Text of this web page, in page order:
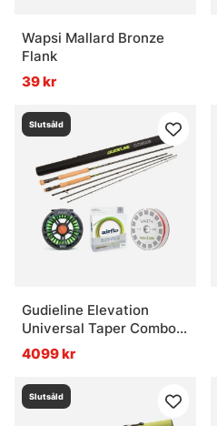
Wapsi Mallard Bronze
Flank
39 kr
Slutsåld
Gudieline Elevation
Universal Taper Combo -
9' #4
4099 kr
Slutsåld